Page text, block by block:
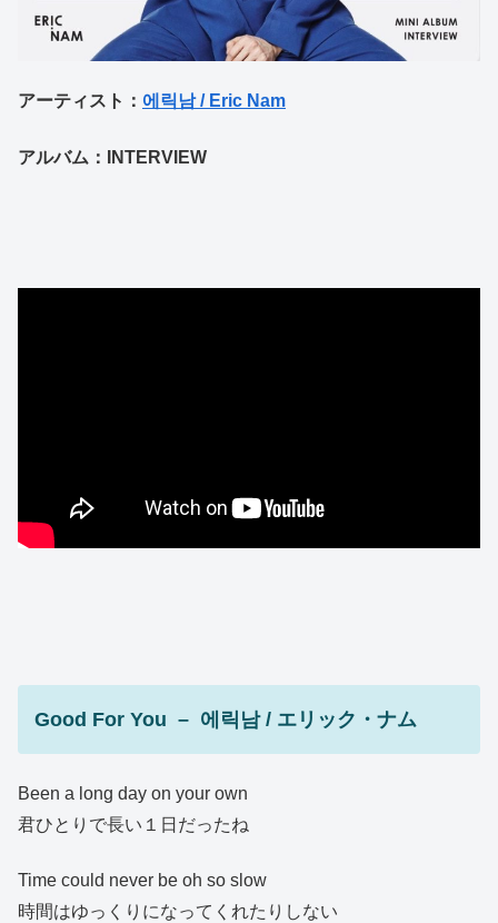
アーティスト： 에릭남 / Eric Nam
アルバム：INTERVIEW
Good For You – 에릭남 / エリック・ナム
Been a long day on your own
君ひとりで長い１日だったね
Time could never be oh so slow
時間はゆっくりになってくれたりしない